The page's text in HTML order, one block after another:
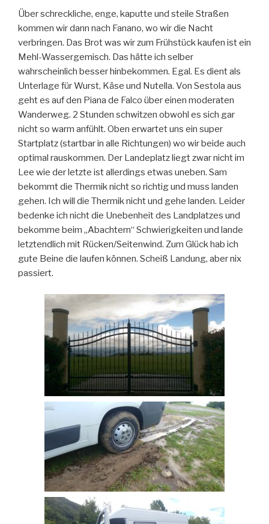
Über schreckliche, enge, kaputte und steile Straßen
kommen wir dann nach Fanano, wo wir die Nacht
verbringen. Das Brot was wir zum Frühstück kaufen ist ein
Mehl-Wassergemisch. Das hätte ich selber
wahrscheinlich besser hinbekommen. Egal. Es dient als
Unterlage für Wurst, Käse und Nutella. Von Sestola aus
geht es auf den Piana de Falco über einen moderaten
Wanderweg. 2 Stunden schwitzen obwohl es sich gar
nicht so warm anfühlt. Oben erwartet uns ein super
Startplatz (startbar in alle Richtungen) wo wir beide auch
optimal rauskommen. Der Landeplatz liegt zwar nicht im
Lee wie der letzte ist allerdings etwas uneben. Sam
bekommt die Thermik nicht so richtig und muss landen
gehen. Ich will die Thermik nicht und gehe landen. Leider
bedenke ich nicht die Unebenheit des Landplatzes und
bekomme beim „Abachtern“ Schwierigkeiten und lande
letztendlich mit Rücken/Seitenwind. Zum Glück hab ich
gute Beine die laufen können. Scheiß Landung, aber nix
passiert.